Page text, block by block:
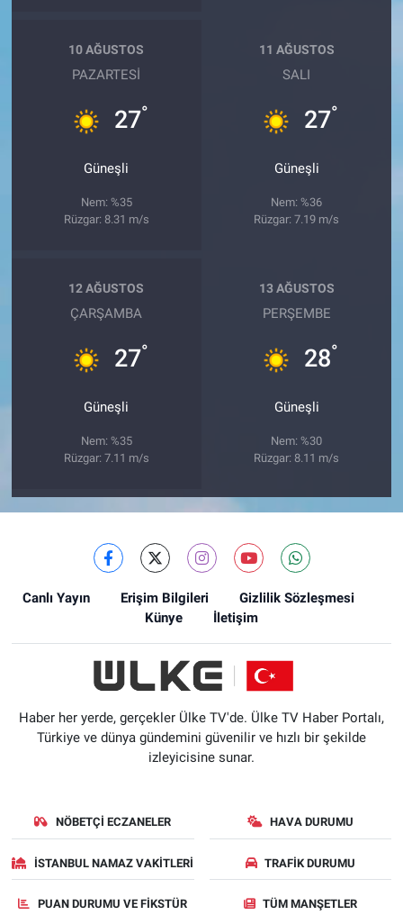
10 AĞUSTOS
PAZARTESI
27°
Güneşli
Nem: %35
Rüzgar: 8.31 m/s
11 AĞUSTOS
SALI
27°
Güneşli
Nem: %36
Rüzgar: 7.19 m/s
12 AĞUSTOS
ÇARŞAMBA
27°
Güneşli
Nem: %35
Rüzgar: 7.11 m/s
13 AĞUSTOS
PERŞEMBE
28°
Güneşli
Nem: %30
Rüzgar: 8.11 m/s
Canlı Yayın Erişim Bilgileri
Gizlilik Sözleşmesi
Künye
İletişim
Haber her yerde, gerçekler Ülke TV'de. Ülke TV Haber Portalı,
Türkiye ve dünya gündemini güvenilir ve hızlı bir şekilde
izleyicisine sunar.
NÖBETÇI ECZANELER HAVA DURUMU
İSTANBUL NAMAZ VAKITLERI TRAFIK DURUMU
PUAN DURUMU VE FIKSTÜR TÜM MANŞETLER